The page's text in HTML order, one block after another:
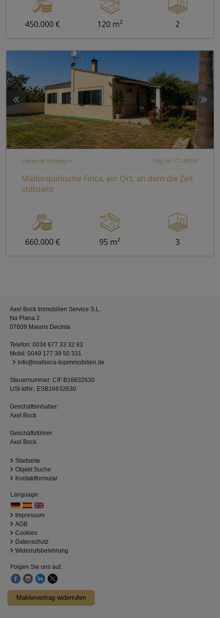
450.000 € 120 m² 2
Lloret de Vistalegre Obj. Nr. CT-AR107
Mallorquinische Finca, ein Ort, an dem die Zeit
stillsteht
660.000 € 95 m² 3
Axel Bock Immobilien Service S.L.
Na Plana 2
07609 Maioris Decima
Telefon: 0034 677 33 32 93
Mobil: 0049 177 39 50 331
info@mallorca-topimmobilien.de
Steuernummer: CIF:B16632630
USt-IdNr.: ESB16632630
Geschäftsinhaber:
Axel Bock
Geschäftsführer:
Axel Bock
Startseite
Objekt Suche
Kontaktformular
Language:
Impressum
AGB
Cookies
Datenschutz
Widerrufsbelehrung
Folgen Sie uns auf:
Maklervertrag widerrufen